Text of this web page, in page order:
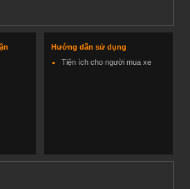
Hướng dẫn sử dụng
Tiện ích cho người mua xe